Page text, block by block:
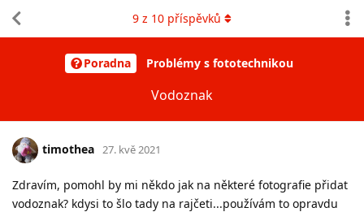
Poradna Problémy s fototechnikou
Vodoznak
9 z 10 příspěvků
timothea 27. kvě 2021
Zdravím, pomohl by mi někdo jak na některé fotografie přidat
vodoznak? kdysi to šlo tady na rajčeti...používám to opravdu